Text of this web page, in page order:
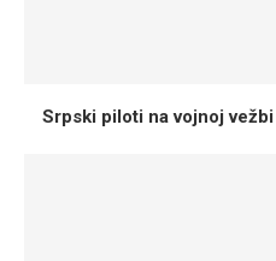
Srpski piloti na vojnoj